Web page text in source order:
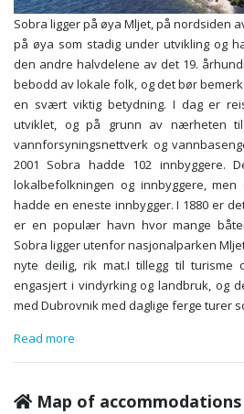
Sobra ligger på øya Mljet, på nordsiden
på øya som stadig under utvikling og
den andre halvdelene av det 19.
bebodd av lokale folk, og det bør
en svært viktig betydning. I dag er
utviklet, og på grunn av nærheten
vannforsyningsnettverk og
2001 Sobra hadde 102 innbyggere.
lokalbefolkningen og innbyggere,
hadde en eneste innbygger. I 1880 er
er en populær havn hvor mange
Sobra ligger utenfor nasjonalparken
nyte deilig, rik mat.I tillegg til turisme
engasjert i vindyrking og landbruk, og
med Dubrovnik med daglige ferge turer
Read more
Map of accommodations